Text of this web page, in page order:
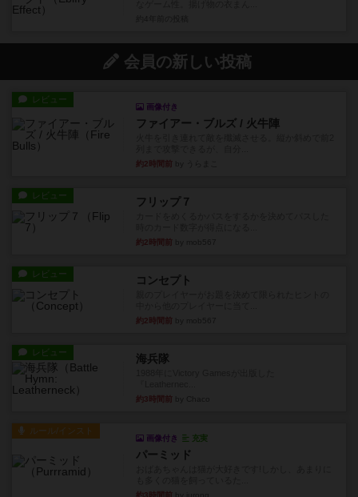
会員の新しい投稿
レビュー
画像付き
ファイアー・ブルズ / 火牛陣
約2時間前
レビュー フリップ７
約2時間前
レビュー コンセプト
約2時間前
レビュー 海兵隊
約3時間前
ルール/インスト
画像付き 充実
パーミッド